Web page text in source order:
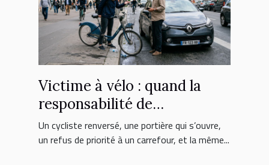
Victime à vélo : quand la
responsabilité de
l’automobiliste est engagée
Un cycliste renversé, une portière qui s’ouvre,
un refus de priorité à un carrefour, et la même...